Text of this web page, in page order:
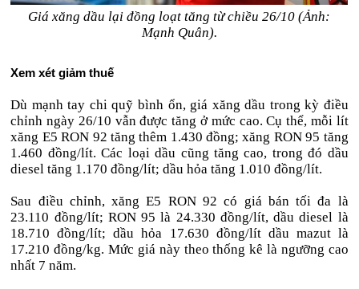
Giá xăng dầu lại đồng loạt tăng từ chiều 26/10 (Ảnh:
Mạnh Quân).
Xem xét giảm thuế
Dù mạnh tay chi quỹ bình ổn, giá xăng dầu trong kỳ điều
chỉnh ngày 26/10 vẫn được tăng ở mức cao. Cụ thể, mỗi lít
xăng E5 RON 92 tăng thêm 1.430 đồng; xăng RON 95 tăng
1.460 đồng/lít. Các loại dầu cũng tăng cao, trong đó dầu
diesel tăng 1.170 đồng/lít; dầu hỏa tăng 1.010 đồng/lít.
Sau điều chỉnh, xăng E5 RON 92 có giá bán tối đa là
23.110 đồng/lít; RON 95 là 24.330 đồng/lít, dầu diesel là
18.710 đồng/lít; dầu hỏa 17.630 đồng/lít dầu mazut là
17.210 đồng/kg. Mức giá này theo thống kê là ngưỡng cao
nhất 7 năm.